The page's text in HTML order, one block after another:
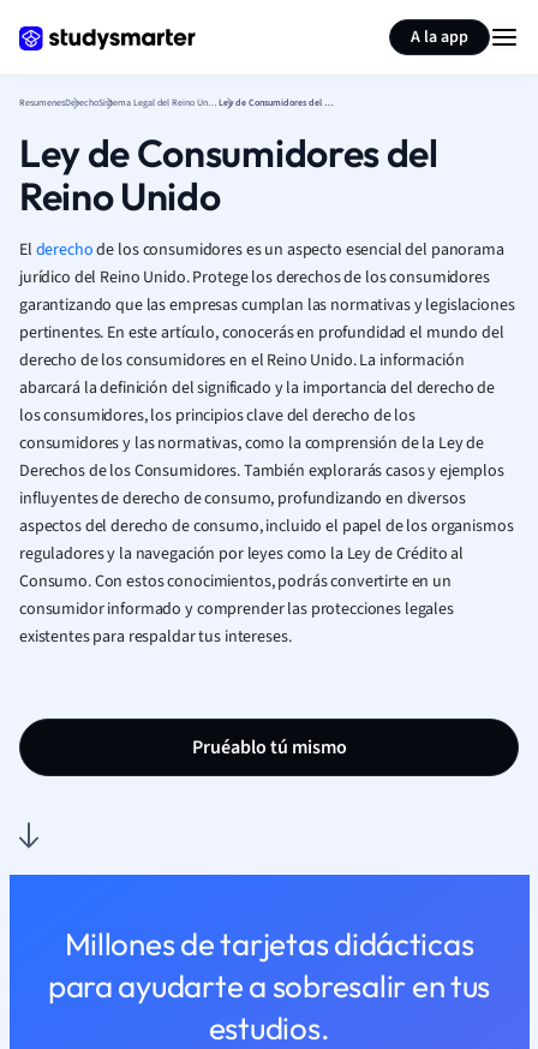
A la app
ResumenesDerecho Sistema Legal del Reino Unido Ley de Consumidores del Reino Unido
Ley de Consumidores del
Reino Unido
El derechode los consumidores es un aspecto esencial del panorama
jurídico del Reino Unido. Protege los derechos de los consumidores
garantizando que las empresas cumplan las normativas y legislaciones
pertinentes. En este artículo, conocerás en profundidad el mundo del
derecho de los consumidores en el Reino Unido. La información
abarcará la definición del significado y la importancia del derecho de
los consumidores, los principios clave del derecho de los
consumidores y las normativas, como la comprensión de la Ley de
Derechos de los Consumidores. También explorarás casos y ejemplos
influyentes de derecho de consumo, profundizando en diversos
aspectos del derecho de consumo, incluido el papel de los organismos
reguladores y la navegación por leyes como la Ley de Crédito al
Consumo. Con estos conocimientos, podrás convertirte en un
consumidor informado y comprender las protecciones legales
existentes para respaldar tus intereses.
Pruéablo tú mismo
Millones de tarjetas didácticas
para ayudarte a sobresalir en tus
estudios.
Resumir página